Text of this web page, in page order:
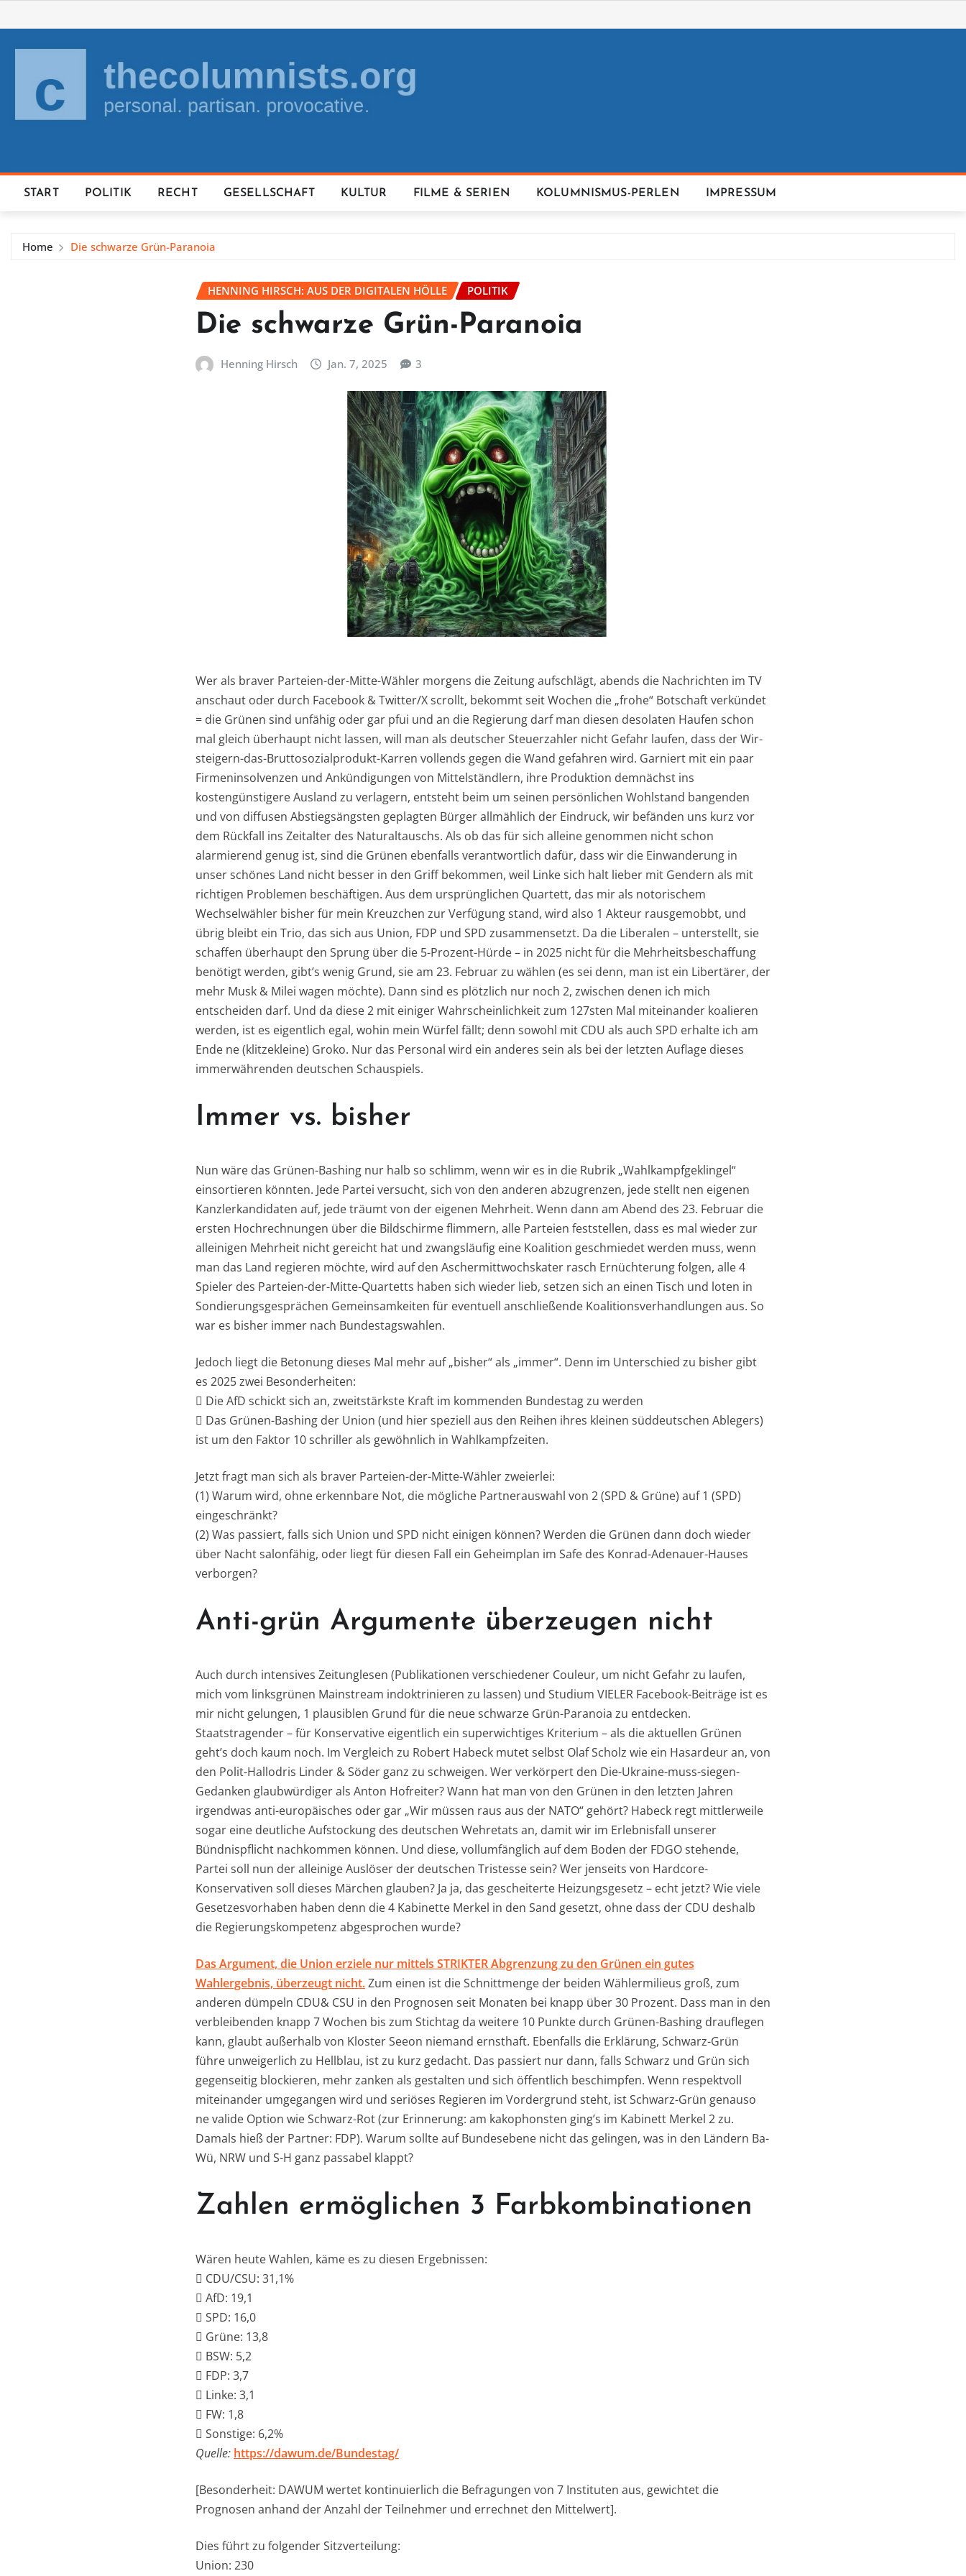
to
content
START POLITIK RECHT GESELLSCHAFT KULTUR FILME & SERIEN KOLUMNISMUS-PERLEN IMPRESSUM
Home Die schwarze Grün-Paranoia
HENNING HIRSCH: AUS DER DIGITALEN HÖLLE POLITIK
Die schwarze Grün-Paranoia
Henning Hirsch Jan. 7, 2025 3
Wer als braver Parteien-der-Mitte-Wähler morgens die Zeitung aufschlägt, abends die Nachrichten im TV
anschaut oder durch Facebook & Twitter/X scrollt, bekommt seit Wochen die „frohe“ Botschaft verkündet
= die Grünen sind unfähig oder gar pfui und an die Regierung darf man diesen desolaten Haufen schon
mal gleich überhaupt nicht lassen, will man als deutscher Steuerzahler nicht Gefahr laufen, dass der Wir-
steigern-das-Bruttosozialprodukt-Karren vollends gegen die Wand gefahren wird. Garniert mit ein paar
Firmeninsolvenzen und Ankündigungen von Mittelständlern, ihre Produktion demnächst ins
kostengünstigere Ausland zu verlagern, entsteht beim um seinen persönlichen Wohlstand bangenden
und von diffusen Abstiegsängsten geplagten Bürger allmählich der Eindruck, wir befänden uns kurz vor
dem Rückfall ins Zeitalter des Naturaltauschs. Als ob das für sich alleine genommen nicht schon
alarmierend genug ist, sind die Grünen ebenfalls verantwortlich dafür, dass wir die Einwanderung in
unser schönes Land nicht besser in den Griff bekommen, weil Linke sich halt lieber mit Gendern als mit
richtigen Problemen beschäftigen. Aus dem ursprünglichen Quartett, das mir als notorischem
Wechselwähler bisher für mein Kreuzchen zur Verfügung stand, wird also 1 Akteur rausgemobbt, und
übrig bleibt ein Trio, das sich aus Union, FDP und SPD zusammensetzt. Da die Liberalen – unterstellt, sie
schaffen überhaupt den Sprung über die 5-Prozent-Hürde – in 2025 nicht für die Mehrheitsbeschaffung
benötigt werden, gibt’s wenig Grund, sie am 23. Februar zu wählen (es sei denn, man ist ein Libertärer, der
mehr Musk & Milei wagen möchte). Dann sind es plötzlich nur noch 2, zwischen denen ich mich
entscheiden darf. Und da diese 2 mit einiger Wahrscheinlichkeit zum 127sten Mal miteinander koalieren
werden, ist es eigentlich egal, wohin mein Würfel fällt; denn sowohl mit CDU als auch SPD erhalte ich am
Ende ne (klitzekleine) Groko. Nur das Personal wird ein anderes sein als bei der letzten Auflage dieses
immerwährenden deutschen Schauspiels.
Immer vs. bisher
Nun wäre das Grünen-Bashing nur halb so schlimm, wenn wir es in die Rubrik „Wahlkampfgeklingel“
einsortieren könnten. Jede Partei versucht, sich von den anderen abzugrenzen, jede stellt nen eigenen
Kanzlerkandidaten auf, jede träumt von der eigenen Mehrheit. Wenn dann am Abend des 23. Februar die
ersten Hochrechnungen über die Bildschirme flimmern, alle Parteien feststellen, dass es mal wieder zur
alleinigen Mehrheit nicht gereicht hat und zwangsläufig eine Koalition geschmiedet werden muss, wenn
man das Land regieren möchte, wird auf den Aschermittwochskater rasch Ernüchterung folgen, alle 4
Spieler des Parteien-der-Mitte-Quartetts haben sich wieder lieb, setzen sich an einen Tisch und loten in
Sondierungsgesprächen Gemeinsamkeiten für eventuell anschließende Koalitionsverhandlungen aus. So
war es bisher immer nach Bundestagswahlen.
Jedoch liegt die Betonung dieses Mal mehr auf „bisher“ als „immer“. Denn im Unterschied zu bisher gibt
es 2025 zwei Besonderheiten:
 Die AfD schickt sich an, zweitstärkste Kraft im kommenden Bundestag zu werden
 Das Grünen-Bashing der Union (und hier speziell aus den Reihen ihres kleinen süddeutschen Ablegers)
ist um den Faktor 10 schriller als gewöhnlich in Wahlkampfzeiten.
Jetzt fragt man sich als braver Parteien-der-Mitte-Wähler zweierlei:
(1) Warum wird, ohne erkennbare Not, die mögliche Partnerauswahl von 2 (SPD & Grüne) auf 1 (SPD)
eingeschränkt?
(2) Was passiert, falls sich Union und SPD nicht einigen können? Werden die Grünen dann doch wieder
über Nacht salonfähig, oder liegt für diesen Fall ein Geheimplan im Safe des Konrad-Adenauer-Hauses
verborgen?
Anti-grün Argumente überzeugen nicht
Auch durch intensives Zeitunglesen (Publikationen verschiedener Couleur, um nicht Gefahr zu laufen,
mich vom linksgrünen Mainstream indoktrinieren zu lassen) und Studium VIELER Facebook-Beiträge ist es
mir nicht gelungen, 1 plausiblen Grund für die neue schwarze Grün-Paranoia zu entdecken.
Staatstragender – für Konservative eigentlich ein superwichtiges Kriterium – als die aktuellen Grünen
geht’s doch kaum noch. Im Vergleich zu Robert Habeck mutet selbst Olaf Scholz wie ein Hasardeur an, von
den Polit-Hallodris Linder & Söder ganz zu schweigen. Wer verkörpert den Die-Ukraine-muss-siegen-
Gedanken glaubwürdiger als Anton Hofreiter? Wann hat man von den Grünen in den letzten Jahren
irgendwas anti-europäisches oder gar „Wir müssen raus aus der NATO“ gehört? Habeck regt mittlerweile
sogar eine deutliche Aufstockung des deutschen Wehretats an, damit wir im Erlebnisfall unserer
Bündnispflicht nachkommen können. Und diese, vollumfänglich auf dem Boden der FDGO stehende,
Partei soll nun der alleinige Auslöser der deutschen Tristesse sein? Wer jenseits von Hardcore-
Konservativen soll dieses Märchen glauben? Ja ja, das gescheiterte Heizungsgesetz – echt jetzt? Wie viele
Gesetzesvorhaben haben denn die 4 Kabinette Merkel in den Sand gesetzt, ohne dass der CDU deshalb
die Regierungskompetenz abgesprochen wurde?
Das Argument, die Union erziele nur mittels STRIKTER Abgrenzung zu den Grünen ein gutes
Wahlergebnis, überzeugt nicht.Zum einen ist die Schnittmenge der beiden Wählermilieus groß, zum
anderen dümpeln CDU& CSU in den Prognosen seit Monaten bei knapp über 30 Prozent. Dass man in den
verbleibenden knapp 7 Wochen bis zum Stichtag da weitere 10 Punkte durch Grünen-Bashing drauflegen
kann, glaubt außerhalb von Kloster Seeon niemand ernsthaft. Ebenfalls die Erklärung, Schwarz-Grün
führe unweigerlich zu Hellblau, ist zu kurz gedacht. Das passiert nur dann, falls Schwarz und Grün sich
gegenseitig blockieren, mehr zanken als gestalten und sich öffentlich beschimpfen. Wenn respektvoll
miteinander umgegangen wird und seriöses Regieren im Vordergrund steht, ist Schwarz-Grün genauso
ne valide Option wie Schwarz-Rot (zur Erinnerung: am kakophonsten ging’s im Kabinett Merkel 2 zu.
Damals hieß der Partner: FDP). Warum sollte auf Bundesebene nicht das gelingen, was in den Ländern Ba-
Wü, NRW und S-H ganz passabel klappt?
Zahlen ermöglichen 3 Farbkombinationen
Wären heute Wahlen, käme es zu diesen Ergebnissen:
 CDU/CSU: 31,1%
 AfD: 19,1
 SPD: 16,0
 Grüne: 13,8
 BSW: 5,2
 FDP: 3,7
 Linke: 3,1
 FW: 1,8
 Sonstige: 6,2%
Quelle: https://dawum.de/Bundestag/
[Besonderheit: DAWUM wertet kontinuierlich die Befragungen von 7 Instituten aus, gewichtet die
Prognosen anhand der Anzahl der Teilnehmer und errechnet den Mittelwert].
Dies führt zu folgender Sitzverteilung:
Union: 230